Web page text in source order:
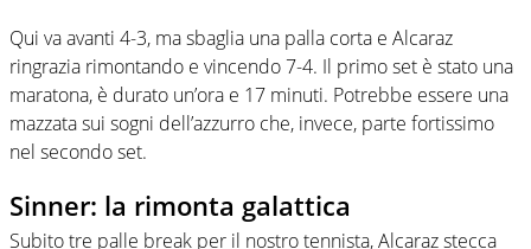
Qui va avanti 4-3, ma sbaglia una palla corta e Alcaraz
ringrazia rimontando e vincendo 7-4. Il primo set è stato una
maratona, è durato un’ora e 17 minuti. Potrebbe essere una
mazzata sui sogni dell’azzurro che, invece, parte fortissimo
nel secondo set.
Sinner: la rimonta galattica
Subito tre palle break per il nostro tennista, Alcaraz stecca